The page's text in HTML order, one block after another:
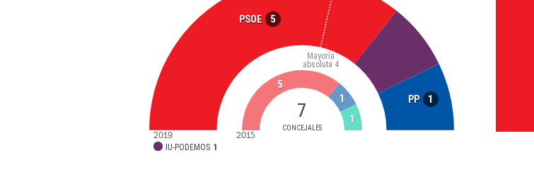
PSOE 5
PP 1
7
CONCEJALES
Mayoría
absoluta 4
IU-PODEMOS 1
5
1
1
2019 2015